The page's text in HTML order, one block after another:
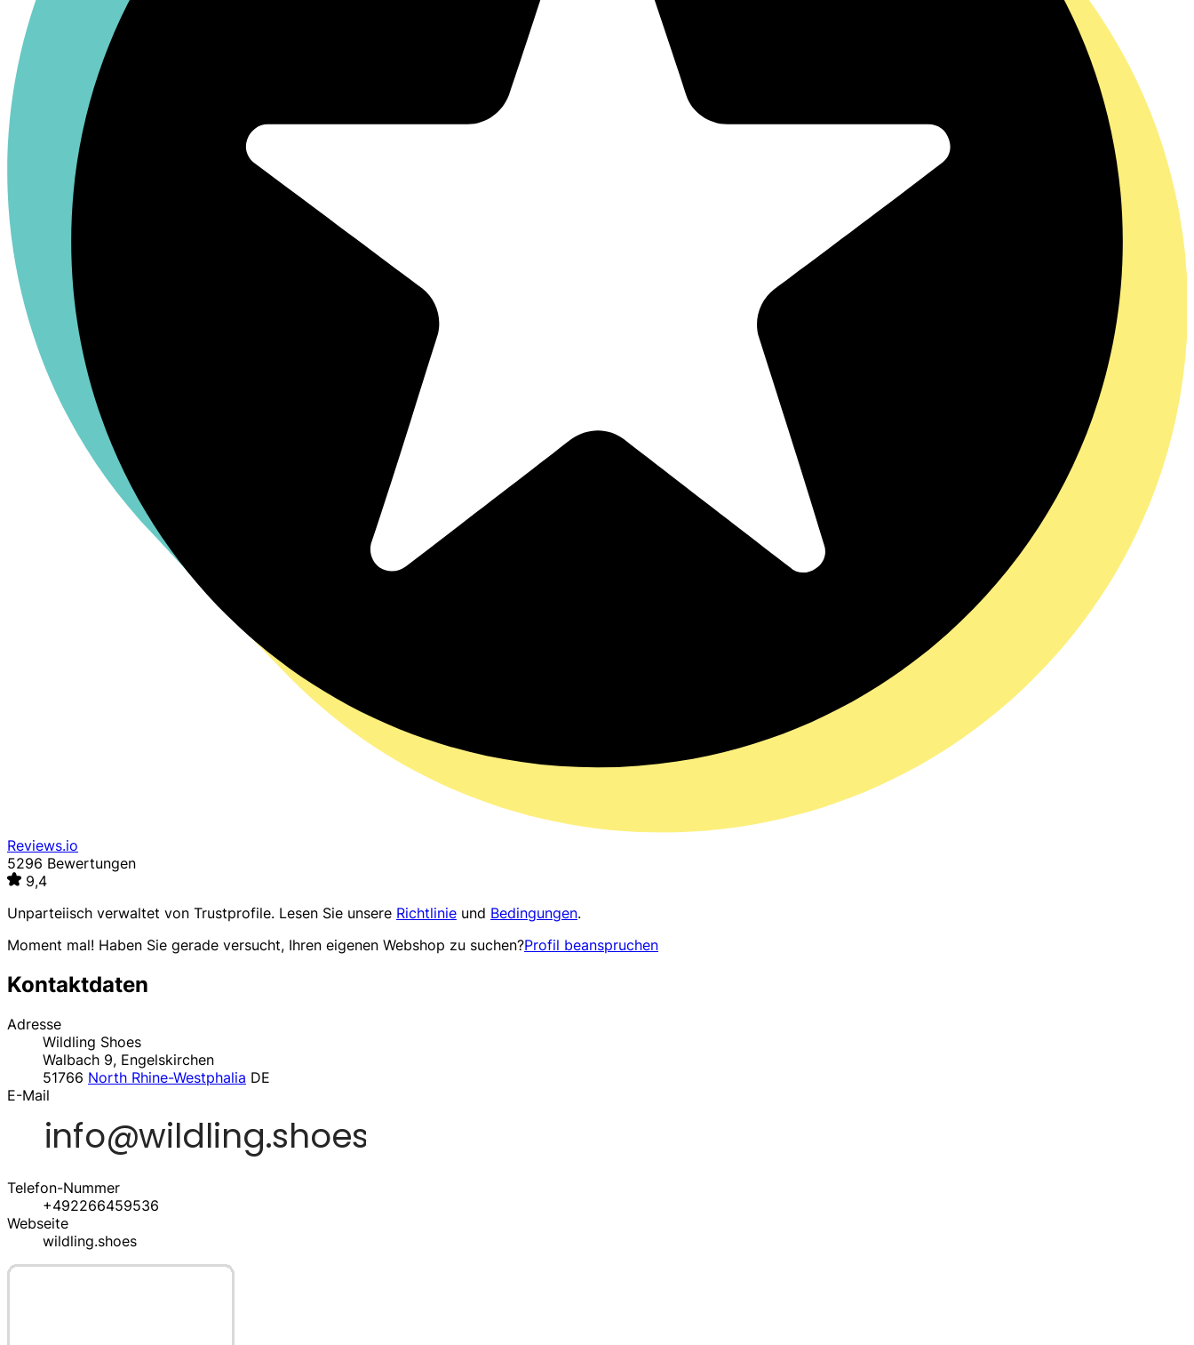
Reviews.io
5296 Bewertungen
9,4
Unparteiisch verwaltet von Trustprofile. Lesen Sie unsere Richtlinie und Bedingungen.
Moment mal! Haben Sie gerade versucht, Ihren eigenen Webshop zu suchen?Profil beanspruchen
Kontaktdaten
Adresse
Wildling Shoes
Walbach 9, Engelskirchen
51766 North Rhine-Westphalia DE
E-Mail
Telefon-Nummer
+492266459536
Webseite
wildling.shoes